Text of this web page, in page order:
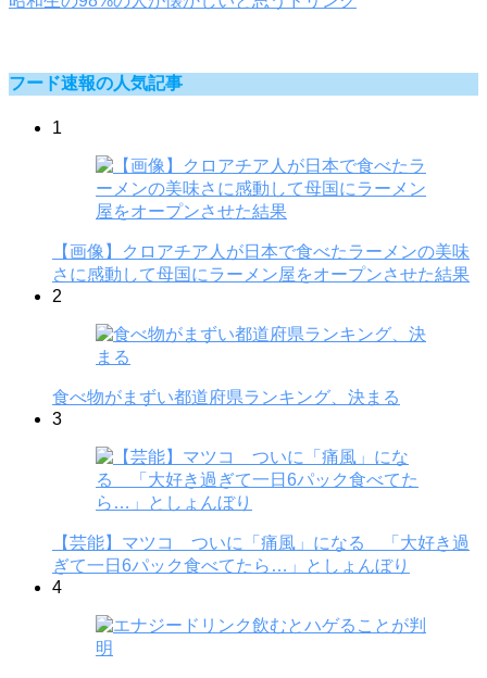
フード速報の人気記事
1
【画像】クロアチア人が日本で食べたラーメンの美味
さに感動して母国にラーメン屋をオープンさせた結果
2
食べ物がまずい都道府県ランキング、決まる
3
【芸能】マツコ ついに「痛風」になる 「大好き過
ぎて一日6パック食べてたら…」としょんぼり
4